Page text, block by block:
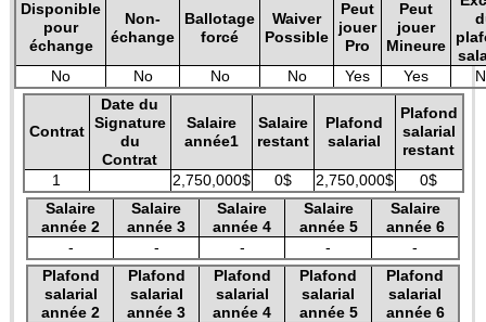
Disponible
pour
échange
Non-
échange
Ballotage
forcé
Waiver
Possible
Peut
jouer
Pro
Peut
jouer
Mineure
No
No No No Yes Yes
Contrat
Date du
Signature
du
Contrat
Salaire
année1
Salaire
restant
Plafond
salarial
Plafond
salarial
restant
1
2,750,000$ 0$ 2,750,000$
0$
Salaire
année 2
Salaire
année 3
Salaire
année 4
Salaire
année 5
Salaire
année 6
-
- - -
-
Plafond
salarial
année 2
Plafond
salarial
année 3
Plafond
salarial
année 4
Plafond
salarial
année 5
Plafond
salarial
année 6